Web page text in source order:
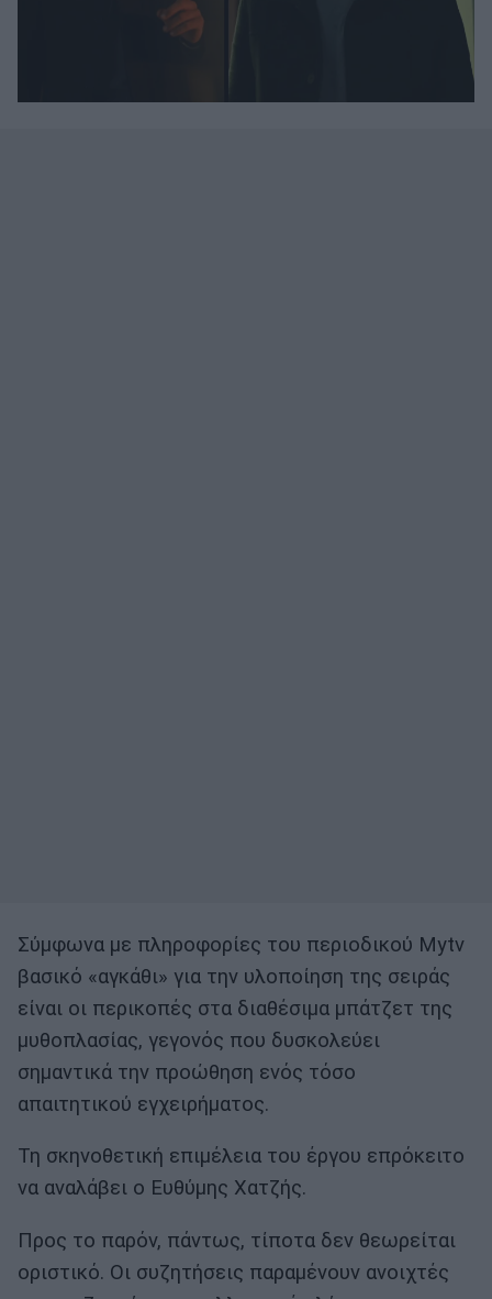
Σύμφωνα με πληροφορίες του περιοδικού Mytv
βασικό «αγκάθι» για την υλοποίηση της σειράς
είναι οι περικοπές στα διαθέσιμα μπάτζετ της
μυθοπλασίας, γεγονός που δυσκολεύει
σημαντικά την προώθηση ενός τόσο
απαιτητικού εγχειρήματος.
Τη σκηνοθετική επιμέλεια του έργου επρόκειτο
να αναλάβει ο Ευθύμης Χατζής.
Προς το παρόν, πάντως, τίποτα δεν θεωρείται
οριστικό. Οι συζητήσεις παραμένουν ανοιχτές